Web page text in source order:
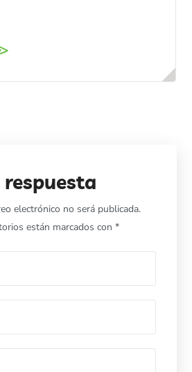
electrónico no será publicada.
están marcados con*